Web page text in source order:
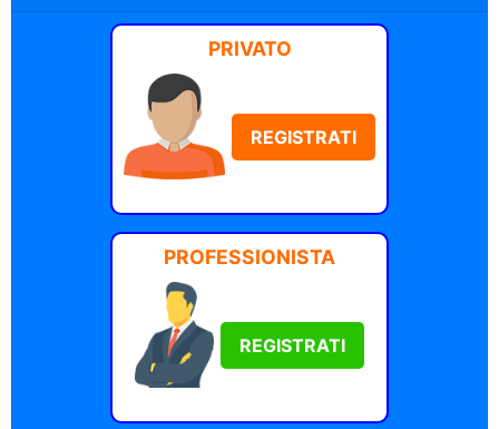
PRIVATO
REGISTRATI
PROFESSIONISTA
REGISTRATI